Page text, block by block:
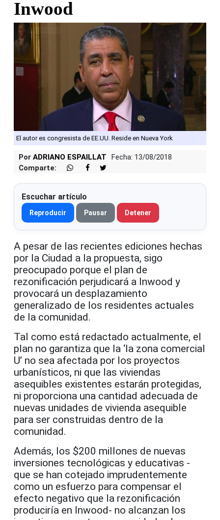
Inwood
El autor es congresista de EE.UU. Reside en Nueva York
Por ADRIANO ESPAILLAT
Fecha: 13/08/2018
Comparte:
Escuchar artículo
Reproducir Pausar Detener
A pesar de las recientes ediciones hechas
por la Ciudad a la propuesta, sigo
preocupado porque el plan de
rezonificación perjudicará a Inwood y
provocará un desplazamiento
generalizado de los residentes actuales
de la comunidad.
Tal como está redactado actualmente, el
plan no garantiza que la ‘la zona comercial
U’ no sea afectada por los proyectos
urbanísticos, ni que las viviendas
asequibles existentes estarán protegidas,
ni proporciona una cantidad adecuada de
nuevas unidades de vivienda asequible
para ser construidas dentro de la
comunidad.
Además, los $200 millones de nuevas
inversiones tecnológicas y educativas -
que se han cotejado imprudentemente
como un esfuerzo para compensar el
efecto negativo que la rezonificación
produciría en Inwood- no alcanzan los